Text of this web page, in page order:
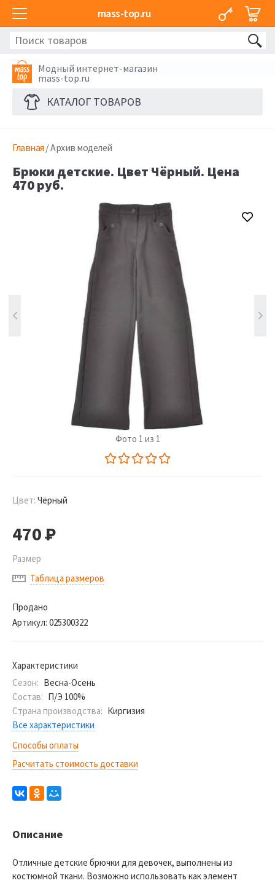
mass-top.ru
Модный интернет-магазин
mass-top.ru
КАТАЛОГ ТОВАРОВ
Главная / Архив моделей
Брюки детские. Цвет Чёрный. Цена
470 руб.
Фото 1 из 1
Цвет: Чёрный
470Р
Размер
Таблица размеров
Продано
Артикул: 025300322
Характеристики
Сезон: Весна-Осень
Состав: П/Э 100%
Страна производства: Киргизия
Все характеристики
Способы оплаты
Расчитать стоимость доставки
Описание
Отличные детские брючки для девочек, выполнены из
костюмной ткани. Возможно использовать как элемент